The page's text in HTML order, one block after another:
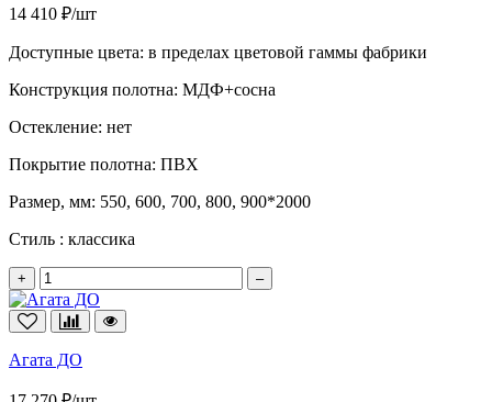
14 410 ₽/шт
Доступные цвета: в пределах цветовой гаммы фабрики
Конструкция полотна: МДФ+сосна
Остекление: нет
Покрытие полотна: ПВХ
Размер, мм: 550, 600, 700, 800, 900*2000
Стиль : классика
+ –
Агата ДО